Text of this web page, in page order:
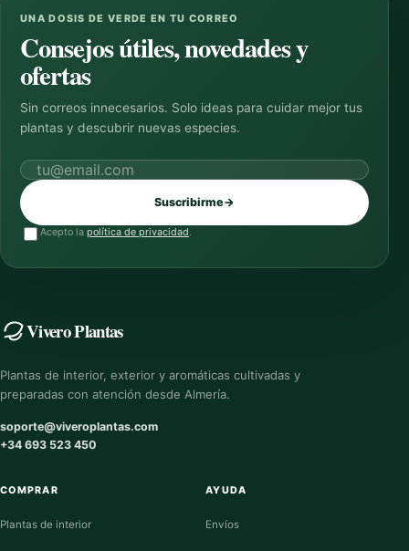
UNA DOSIS DE VERDE EN TU CORREO
Consejos útiles, novedades y
ofertas
Sin correos innecesarios. Solo ideas para cuidar mejor tus
plantas y descubrir nuevas especies.
Correo electrónico
Suscribirme→
Acepto la política de privacidad.
Vivero Plantas
Plantas de interior, exterior y aromáticas cultivadas y
preparadas con atención desde Almería.
soporte@viveroplantas.com
+34 693 523 450
COMPRAR
Plantas de interior
AYUDA
Envíos